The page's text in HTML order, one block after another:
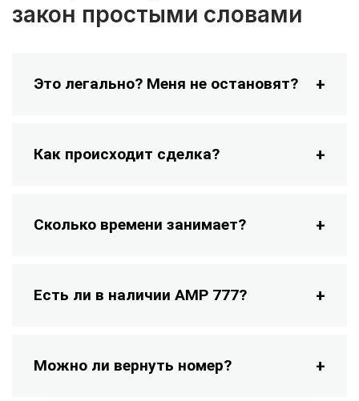
закон простыми словами
Это легально? Меня не остановят?
Как происходит сделка?
Сколько времени занимает?
Есть ли в наличии АМР 777?
Можно ли вернуть номер?